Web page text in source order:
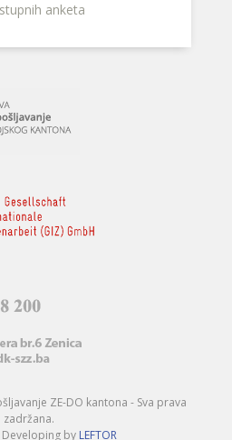
anketa
ZE-DO kantona - Sva prava
zadržana.
by LEFTOR